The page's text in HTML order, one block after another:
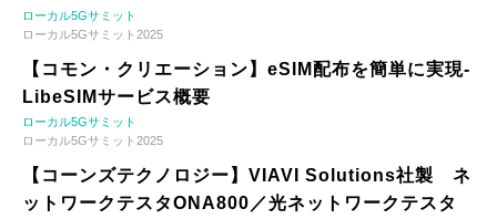
ローカル5Gサミット
ローカル5Gサミット2025
【コモン・クリエーション】eSIM配布を簡単に実現-
LibeSIMサービス概要
ローカル5Gサミット
ローカル5Gサミット2025
【コーンズテクノロジー】VIAVI Solutions社製 ネ
ットワークテスタONA800／光ネットワークテスタ